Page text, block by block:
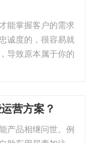
能掌握客户的需求
诚度的，很容易就
导致原本属于你的
营方案？
产品相继问世。例